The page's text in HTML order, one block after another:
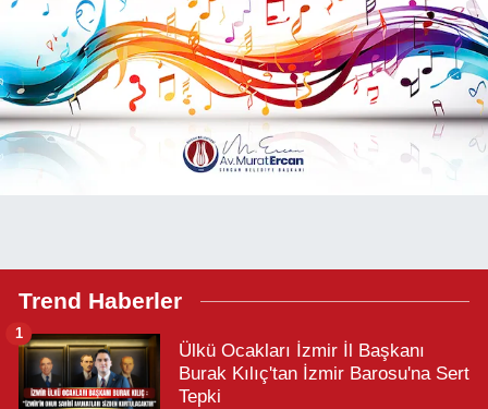
Trend Haberler
Ülkü Ocakları İzmir İl Başkanı
Burak Kılıç'tan İzmir Barosu'na Sert
Tepki
1